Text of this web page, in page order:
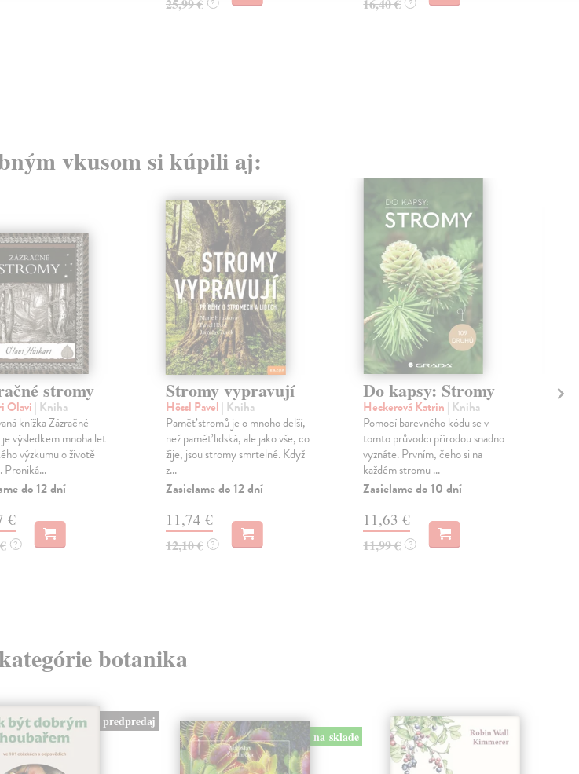
? ?
vkusom si kúpili aj:
stromy
Olavi | Kniha
knížka Zázračné
výsledkem mnoha let
výzkumu o životě
Proniká...
do 12 dní
€
?
Stromy vypravují
Hössl Pavel | Kniha
Paměť stromů je o mnoho delší,
než paměť lidská, ale jako vše, co
žije, jsou stromy smrtelné. Když
z...
Zasielame do 12 dní
11,74 €
12,10 € ?
Do kapsy: Stromy
Heckerová Katrin | Kniha
Pomocí barevného kódu se v
tomto průvodci přírodou snadno
vyznáte. Prvním, čeho si na
každém stromu ...
Zasielame do 10 dní
11,63 €
11,99 € ?
botanika
predpredaj
na sklade